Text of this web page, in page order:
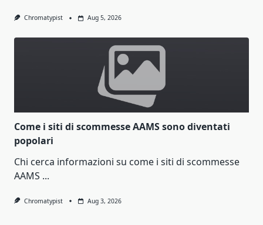
Chromatypist Aug 5, 2026
Come i siti di scommesse AAMS sono diventati
popolari
Chi cerca informazioni su come i siti di scommesse
AAMS ...
Chromatypist Aug 3, 2026